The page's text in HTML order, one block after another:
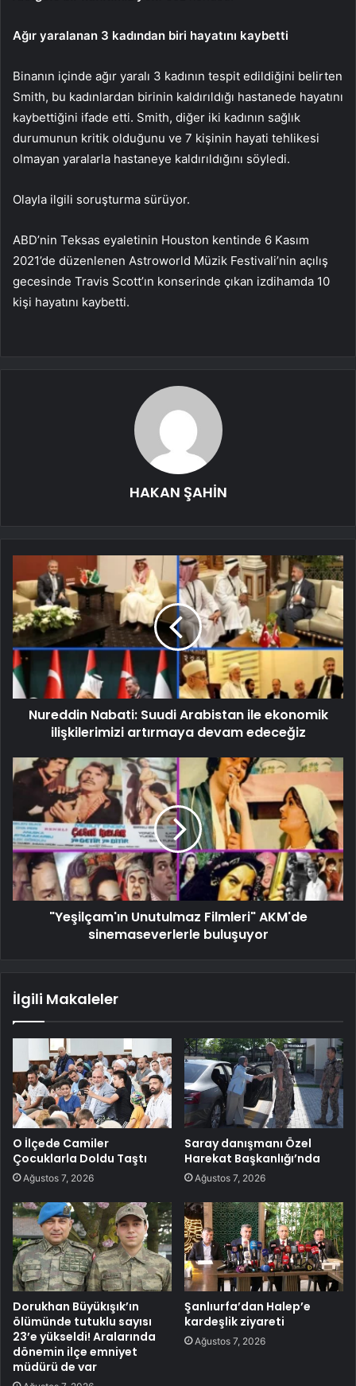
Ağır yaralanan 3 kadından biri hayatını kaybetti
Binanın içinde ağır yaralı 3 kadının tespit edildiğini belirten
Smith, bu kadınlardan birinin kaldırıldığı hastanede hayatını
kaybettiğini ifade etti. Smith, diğer iki kadının sağlık
durumunun kritik olduğunu ve 7 kişinin hayati tehlikesi
olmayan yaralarla hastaneye kaldırıldığını söyledi.
Olayla ilgili soruşturma sürüyor.
ABD’nin Teksas eyaletinin Houston kentinde 6 Kasım
2021’de düzenlenen Astroworld Müzik Festivali’nin açılış
gecesinde Travis Scott’ın konserinde çıkan izdihamda 10
kişi hayatını kaybetti.
HAKAN ŞAHİN
Nureddin Nabati: Suudi Arabistan ile ekonomik
ilişkilerimizi artırmaya devam edeceğiz
"Yeşilçam'ın Unutulmaz Filmleri" AKM'de
sinemaseverlerle buluşuyor
İlgili Makaleler
O İlçede Camiler
Çocuklarla Doldu Taştı
Ağustos 7, 2026
Saray danışmanı Özel
Harekat Başkanlığı’nda
Ağustos 7, 2026
Dorukhan Büyükışık’ın
ölümünde tutuklu sayısı
23’e yükseldi! Aralarında
dönemin ilçe emniyet
müdürü de var
Şanlıurfa’dan Halep’e
kardeşlik ziyareti
Ağustos 7, 2026